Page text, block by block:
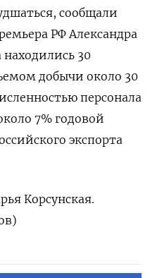
сообщали
РФ Александра
находились 30
добычи около 30
персонала
7% годовой
экспорта
Корсунская.